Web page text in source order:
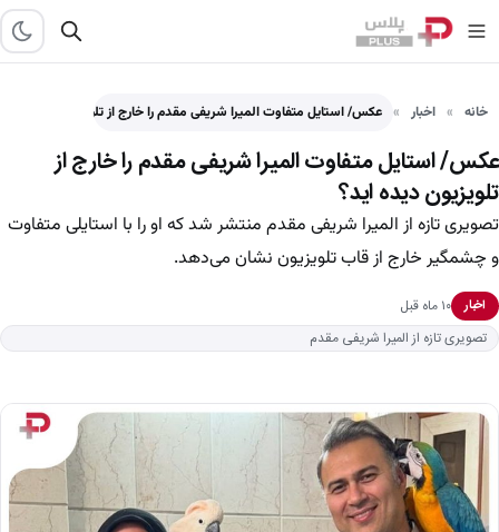
خانه اخبار عکس/ استایل متفاوت المیرا شریفی مقدم را خارج از تلویزیون…
عکس/ استایل متفاوت المیرا شریفی مقدم را خارج از
تلویزیون دیده اید؟
تصویری تازه از المیرا شریفی مقدم منتشر شد که او را با استایلی متفاوت
و چشمگیر خارج از قاب تلویزیون نشان می‌دهد.
اخبار
۱۰ ماه قبل
تصویری تازه از المیرا شریفی مقدم